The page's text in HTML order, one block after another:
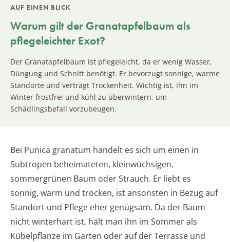
AUF EINEN BLICK
Warum gilt der Granatapfelbaum als
pflegeleichter Exot?
Der Granatapfelbaum ist pflegeleicht, da er wenig Wasser,
Düngung und Schnitt benötigt. Er bevorzugt sonnige, warme
Standorte und verträgt Trockenheit. Wichtig ist, ihn im
Winter frostfrei und kühl zu überwintern, um
Schädlingsbefall vorzubeugen.
Bei Punica granatum handelt es sich um einen in
Subtropen beheimateten, kleinwüchsigen,
sommergrünen Baum oder Strauch. Er liebt es
sonnig, warm und trocken, ist ansonsten in Bezug auf
Standort und Pflege eher genügsam. Da der Baum
nicht winterhart ist, hält man ihn im Sommer als
Kübelpflanze im Garten oder auf der Terrasse und